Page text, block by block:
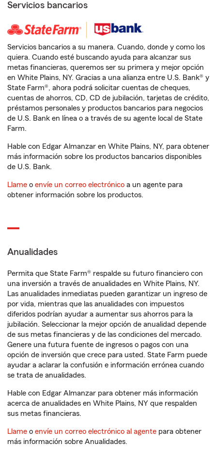
Servicios bancarios
Servicios bancarios a su manera. Cuando, donde y como los
quiera. Cuando esté buscando ayuda para alcanzar sus
metas financieras, queremos ser su primera y mejor opción
en White Plains, NY. Gracias a una alianza entre U.S. Bank® y
State Farm®, ahora podrá solicitar cuentas de cheques,
cuentas de ahorros, CD, CD de jubilación, tarjetas de crédito,
préstamos personales y productos bancarios para negocios
de U.S. Bank en línea o a través de su agente local de State
Farm.
Hable con Edgar Almanzar en White Plains, NY, para obtener
más información sobre los productos bancarios disponibles
de U.S. Bank.
Llame o envíe un correo electrónico a un agente para
obtener información sobre los productos.
Anualidades
Permita que State Farm® respalde su futuro financiero con
una inversión a través de anualidades en White Plains, NY.
Las anualidades inmediatas pueden garantizar un ingreso de
por vida, mientras que las anualidades con impuestos
diferidos podrían ayudar a aumentar sus ahorros para la
jubilación. Seleccionar la mejor opción de anualidad depende
de sus metas financieras y de las condiciones del mercado.
Genere una futura fuente de ingresos o pagos con una
opción de inversión que crece para usted. State Farm puede
ayudar a aclarar la confusión e información errónea cuando
se trata de anualidades.
Hable con Edgar Almanzar para obtener más información
acerca de anualidades en White Plains, NY que respalden
sus metas financieras.
Llame o envíe un correo electrónico al agente para obtener
más información sobre Anualidades.